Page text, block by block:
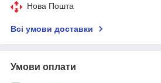
Нова Пошта
Всі умови доставки
Умови оплати